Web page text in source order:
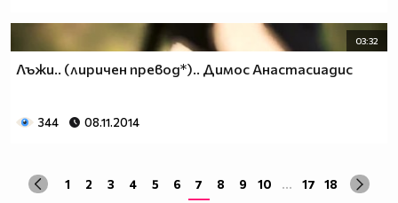
03:32
Лъжи.. (лиричен превод*).. Димос Анастасиадис
344 08.11.2014
1 2 3 4 5 6 7 8 9 10 ... 17 18